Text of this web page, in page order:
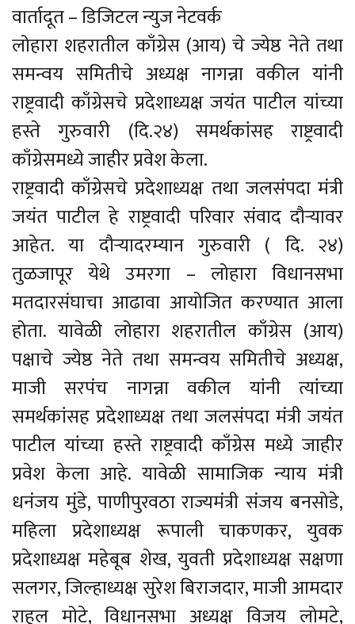
वार्तादूत – डिजिटल न्युज नेटवर्क
लोहारा शहरातील काँग्रेस (आय) चे ज्येष्ठ नेते तथा
समन्वय समितीचे अध्यक्ष नागन्ना वकील यांनी
राष्ट्रवादी काँग्रेसचे प्रदेशाध्यक्ष जयंत पाटील यांच्या
हस्ते गुरुवारी (दि.२४) समर्थकांसह राष्ट्रवादी
काँग्रेसमध्ये जाहीर प्रवेश केला.
राष्ट्रवादी काँग्रेसचे प्रदेशाध्यक्ष तथा जलसंपदा मंत्री
जयंत पाटील हे राष्ट्रवादी परिवार संवाद दौऱ्यावर
आहेत. या दौऱ्यादरम्यान गुरुवारी ( दि. २४)
तुळजापूर येथे उमरगा – लोहारा विधानसभा
मतदारसंघाचा आढावा आयोजित करण्यात आला
होता. यावेळी लोहारा शहरातील काँग्रेस (आय)
पक्षाचे ज्येष्ठ नेते तथा समन्वय समितीचे अध्यक्ष,
माजी सरपंच नागन्ना वकील यांनी त्यांच्या
समर्थकांसह प्रदेशाध्यक्ष तथा जलसंपदा मंत्री जयंत
पाटील यांच्या हस्ते राष्ट्रवादी काँग्रेस मध्ये जाहीर
प्रवेश केला आहे. यावेळी सामाजिक न्याय मंत्री
धनंजय मुंडे, पाणीपुरवठा राज्यमंत्री संजय बनसोडे,
महिला प्रदेशाध्यक्ष रूपाली चाकणकर, युवक
प्रदेशाध्यक्ष महेबूब शेख, युवती प्रदेशाध्यक्ष सक्षणा
सलगर, जिल्हाध्यक्ष सुरेश बिराजदार, माजी आमदार
राहुल मोटे, विधानसभा अध्यक्ष विजय लोमटे,